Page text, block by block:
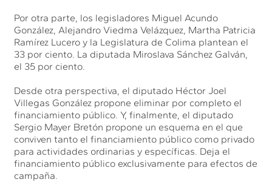
Por otra parte, los legisladores Miguel Acundo
González, Alejandro Viedma Velázquez, Martha Patricia
Ramírez Lucero y la Legislatura de Colima plantean el
33 por ciento. La diputada Miroslava Sánchez Galván,
el 35 por ciento.
Desde otra perspectiva, el diputado Héctor Joel
Villegas González propone eliminar por completo el
financiamiento público. Y, finalmente, el diputado
Sergio Mayer Bretón propone un esquema en el que
conviven tanto el financiamiento público como privado
para actividades ordinarias y específicas. Deja el
financiamiento público exclusivamente para efectos de
campaña.